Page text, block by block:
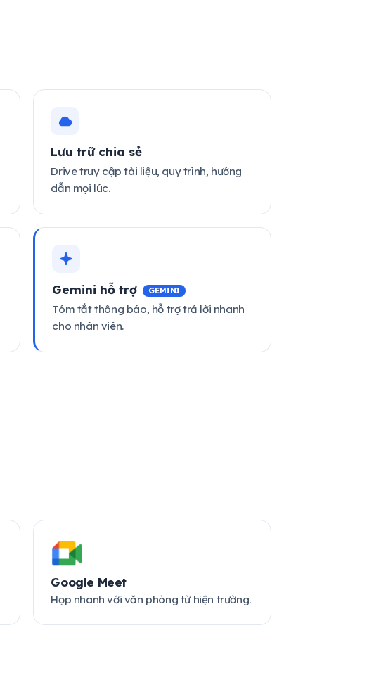
Lưu trữ chia sẻ
Drive truy cập tài liệu, quy trình, hướng
dẫn mọi lúc.
Gemini hỗ trợ GEMINI
Tóm tắt thông báo, hỗ trợ trả lời nhanh
cho nhân viên.
Google Meet
Họp nhanh với văn phòng từ hiện trường.